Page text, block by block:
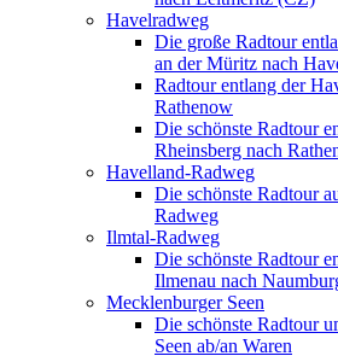
Havelradweg
Die große Radtour
an der Müritz nach
Radtour entlang der
Rathenow
Die schönste Radtour
Rheinsberg nach
Havelland-Radweg
Die schönste Radtour
Radweg
Ilmtal-Radweg
Die schönste Radtour
Ilmenau nach
Mecklenburger Seen
Die schönste Radtour
Seen ab/an Waren